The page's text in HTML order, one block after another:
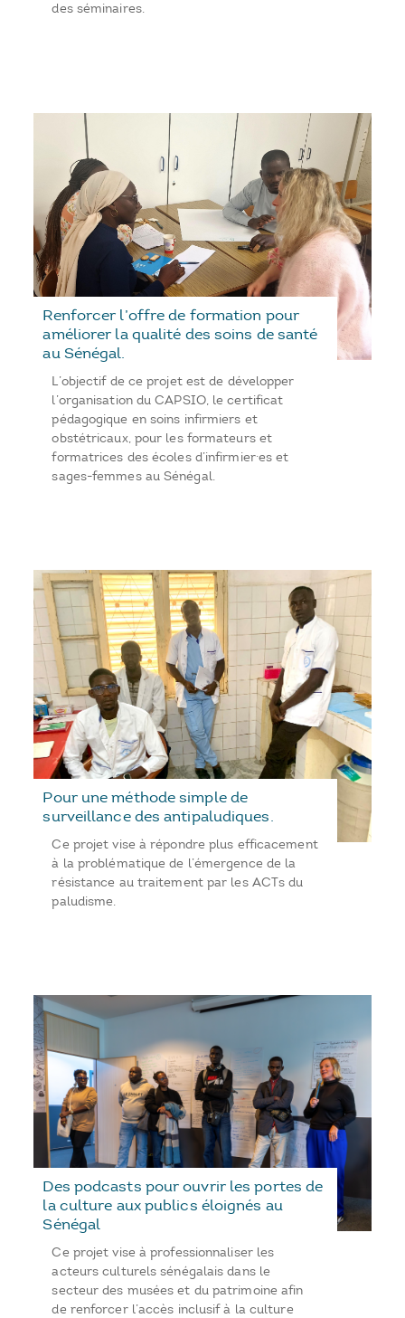
des séminaires.
Renforcer l’offre de formation pour
améliorer la qualité des soins de santé
au Sénégal.
L’objectif de ce projet est de développer
l’organisation du CAPSIO, le certificat
pédagogique en soins infirmiers et
obstétricaux, pour les formateurs et
formatrices des écoles d’infirmier·es et
sages-femmes au Sénégal.
Pour une méthode simple de
surveillance des antipaludiques.
Ce projet vise à répondre plus efficacement
à la problématique de l’émergence de la
résistance au traitement par les ACTs du
paludisme.
Des podcasts pour ouvrir les portes de
la culture aux publics éloignés au
Sénégal
Ce projet vise à professionnaliser les
acteurs culturels sénégalais dans le
secteur des musées et du patrimoine afin
de renforcer l’accès inclusif à la culture